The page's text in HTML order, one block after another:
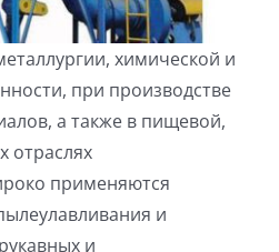
химической и
при производстве
а также в пищевой,
отраслях
применяются
и
и